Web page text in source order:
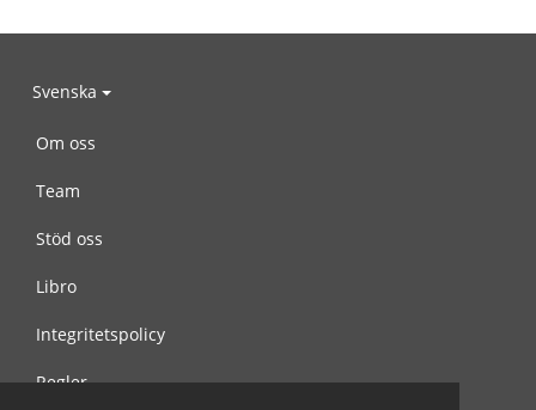
Svenska
Om oss
Team
Stöd oss
Libro
Integritetspolicy
Regler